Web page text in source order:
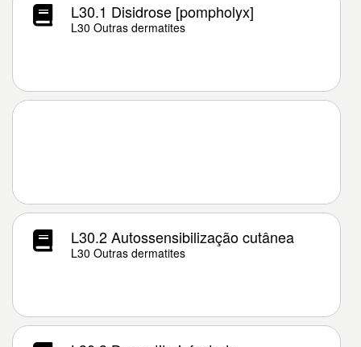
L30.1 Disidrose [pompholyx]
L30 Outras dermatites
L30.2 Autossensibilização cutânea
L30 Outras dermatites